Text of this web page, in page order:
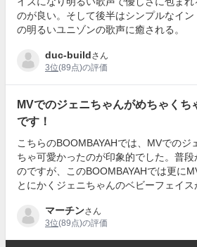
のが良い。そして後半はシンプルなイ
の明るいユニゾンの歌声に癒される。
duc-buildさん
3位(89点)の評価
MVでのジェニちゃんがめちゃくち
です！
こちらのBOOMBAYAHでは、MVでのジ
ちゃ可愛かったのが印象的でした。普
のですが、このBOOMBAYAHでは更に
とにかくジェニちゃんのベビーフェイス
マーチンさん
3位(89点)の評価